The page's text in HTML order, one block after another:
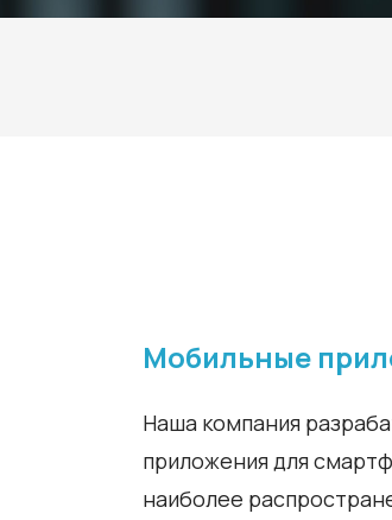
Мобильные
Наша компания
приложения для
наиболее